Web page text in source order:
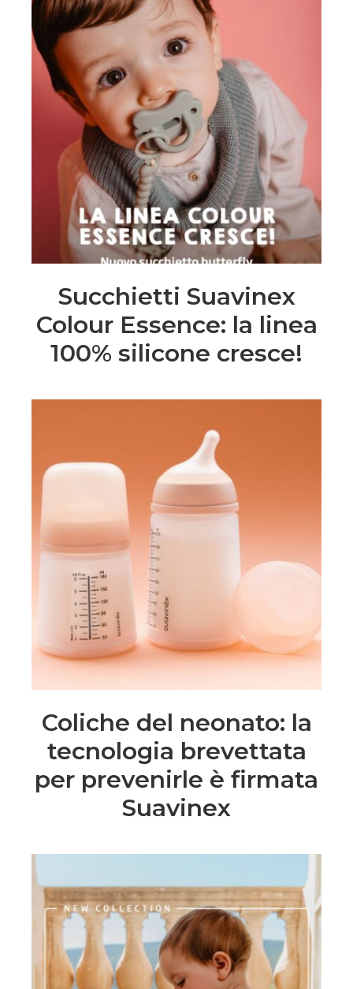
Succhietti Suavinex
Colour Essence: la linea
100% silicone cresce!
Coliche del neonato: la
tecnologia brevettata
per prevenirle è firmata
Suavinex